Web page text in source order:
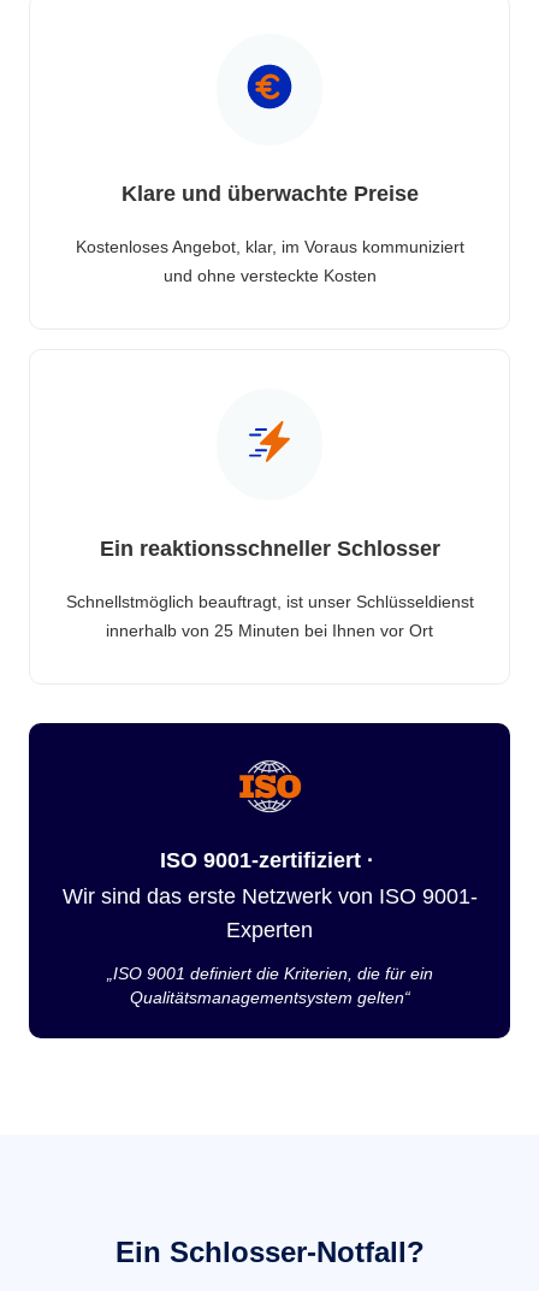
Klare und überwachte Preise
Kostenloses Angebot, klar, im Voraus kommuniziert
und ohne versteckte Kosten
Ein reaktionsschneller Schlosser
Schnellstmöglich beauftragt, ist unser Schlüsseldienst
innerhalb von 25 Minuten bei Ihnen vor Ort
ISO 9001-zertifiziert ·
Wir sind das erste Netzwerk von ISO 9001-
Experten
„ISO 9001 definiert die Kriterien, die für ein
Qualitätsmanagementsystem gelten“
Ein Schlosser-Notfall?